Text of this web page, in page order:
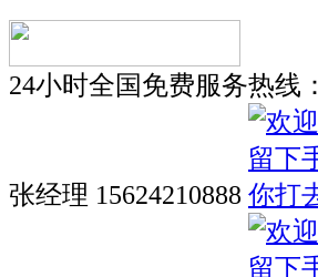
24小时全国免费服务热线：
张经理 15624210888